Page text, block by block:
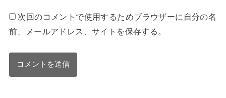
次回のコメントで使用するためブラウザーに自分の名
前、メールアドレス、サイトを保存する。